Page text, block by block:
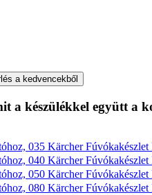
a kedvencekből
a készülékkel együtt a
Kärcher
Kärcher
Kärcher
Kärcher